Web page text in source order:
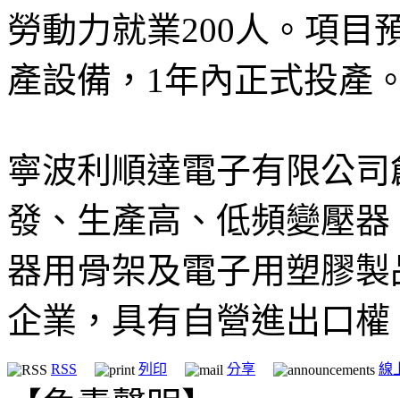
勞動力就業200人。項目
產設備，1年內正式投產
寧波利順達電子有限公
發、生產高、低頻變壓
器用骨架及電子用塑膠
企業，具有自營進出口權
RSS 列印 分享 線